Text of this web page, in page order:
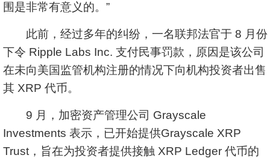
围是非常有意义的。”
此前，经过多年的纠纷，一名联邦法官于 8 月份
下令 Ripple Labs Inc. 支付民事罚款，原因是该公司
在未向美国监管机构注册的情况下向机构投资者出售
其 XRP 代币。
9 月，加密资产管理公司 Grayscale
Investments 表示，已开始提供Grayscale XRP
Trust，旨在为投资者提供接触 XRP Ledger 代币的